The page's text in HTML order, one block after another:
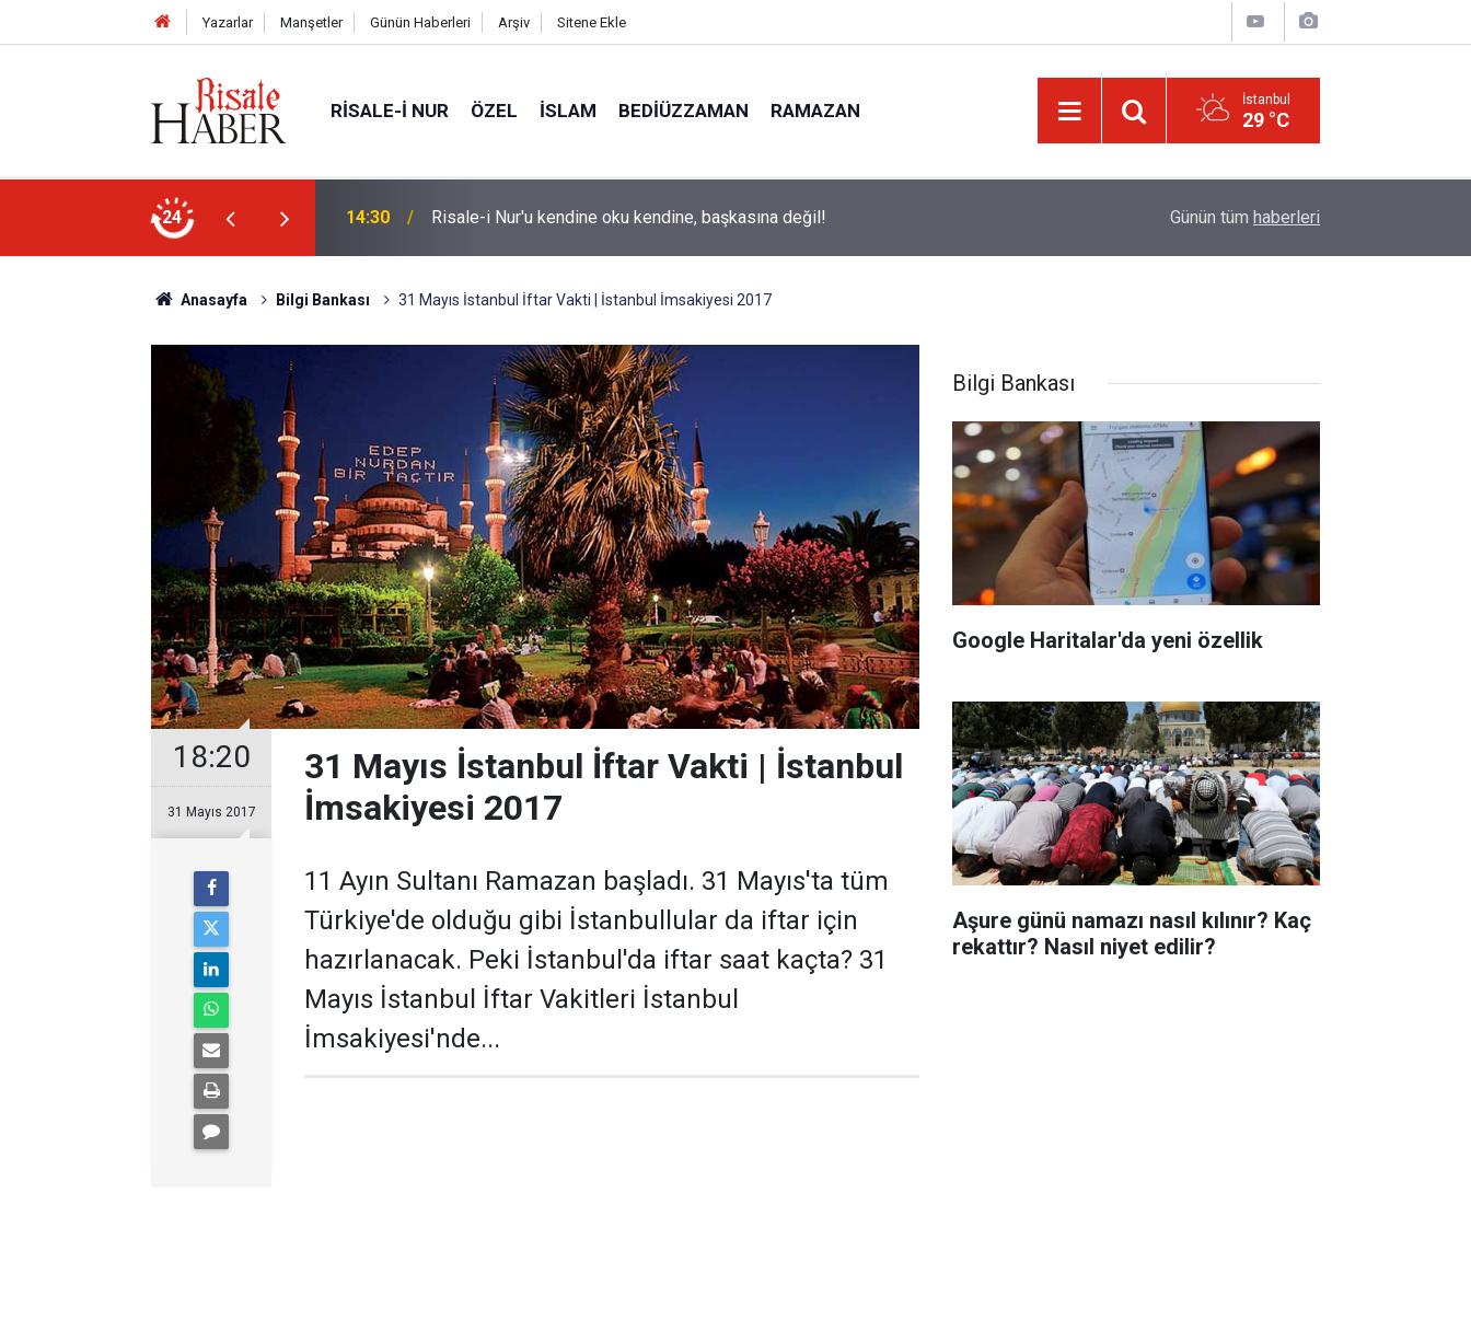
Yazarlar Manşetler Günün Haberleri Arşiv Sitene Ekle
RISALE-I NUR ÖZEL İSLAM BEDIÜZZAMAN RAMAZAN İstanbul
29 °C
24
başkasına değil! 14:00
atabilir' uyarısı
Türkiye-Suudi Arabistan-Pakistan Anlaşması
Günün tüm haberleri
Anasayfa Bilgi Bankası 31 Mayıs İstanbul İftar Vakti | İstanbul İmsakiyesi 2017
18:20
31 Mayıs 2017
31 Mayıs İstanbul İftar Vakti | İstanbul
İmsakiyesi 2017
11 Ayın Sultanı Ramazan başladı. 31 Mayıs'ta tüm
Türkiye'de olduğu gibi İstanbullular da iftar için
hazırlanacak. Peki İstanbul'da iftar saat kaçta? 31
Mayıs İstanbul İftar Vakitleri İstanbul
İmsakiyesi'nde...
Bilgi Bankası
Google Haritalar'da yeni özellik
Aşure günü namazı nasıl kılınır? Kaç
rekattır? Nasıl niyet edilir?